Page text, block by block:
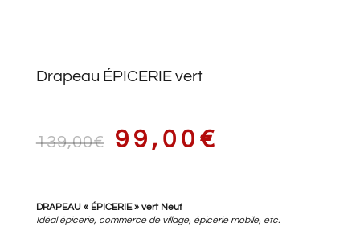
Drapeau ÉPICERIE vert
139,00€ LE
PRIX
99,00 €
DRAPEAU « ÉPICERIE » vert Neuf
Idéal épicerie, commerce de village, épicerie mobile, etc.